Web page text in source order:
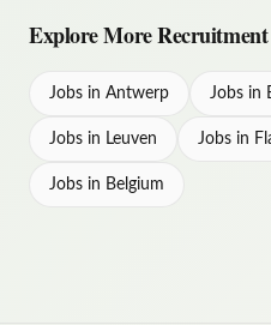
Explore More
Jobs in Antwerp Jobs in
Jobs in Leuven Jobs in
Jobs in Belgium